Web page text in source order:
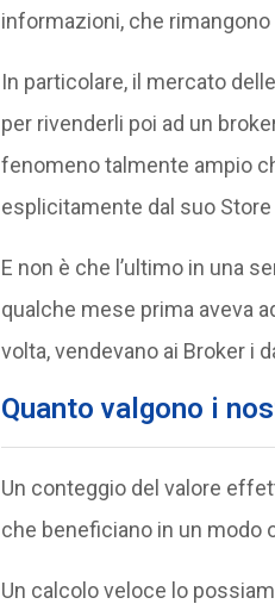
informazioni, che
In particolare, il mercato
per rivenderli poi ad un
fenomeno talmente ampio
esplicitamente dal suo
E non è che l’ultimo in una
qualche mese prima aveva
volta, vendevano ai Broker i
Quanto valgono i
Un conteggio del valore
che beneficiano in un modo
Un calcolo veloce lo